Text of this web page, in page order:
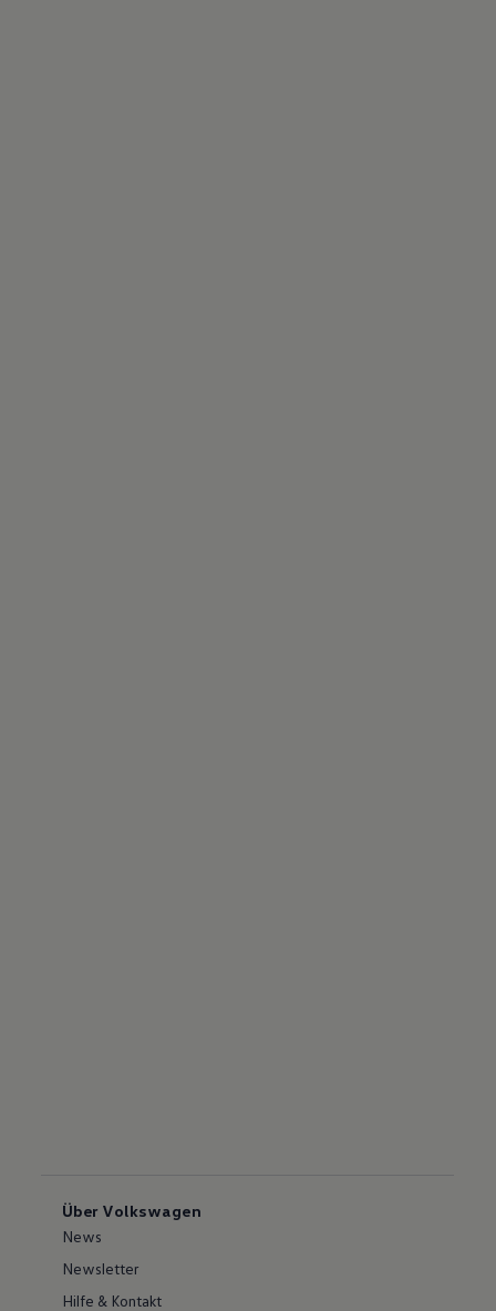
Über Volkswagen
News
Newsletter
Hilfe & Kontakt